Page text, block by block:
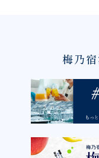
梅乃